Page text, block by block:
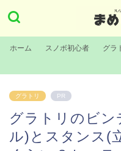
ホーム スノボ初心者 グラ
グラトリ PR
グラトリのビ
ル)とスタンス(